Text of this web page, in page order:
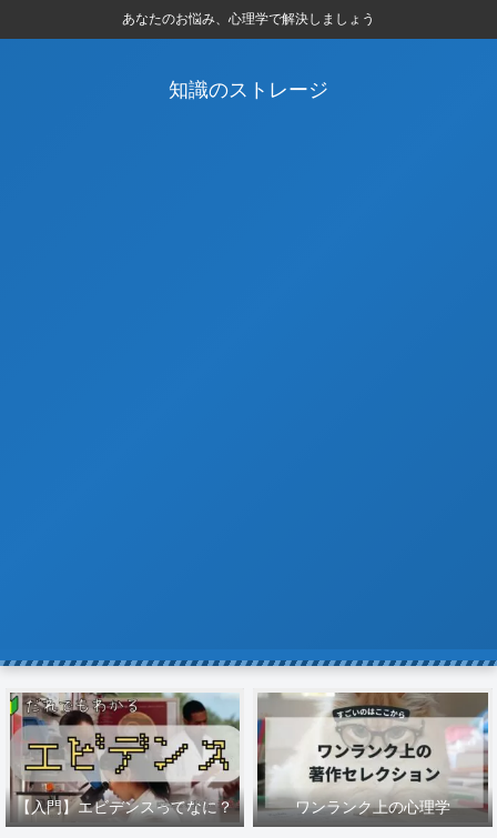
あなたのお悩み、心理学で解決しましょう
知識のストレージ
【入門】エビデンスってなに？ ワンランク上の心理学